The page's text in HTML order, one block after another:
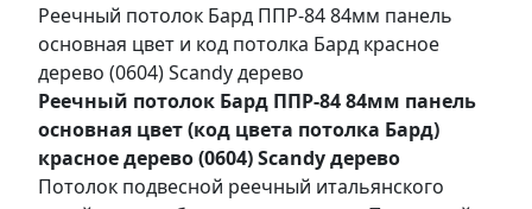
Реечный потолок Бард ППР-84 84мм панель
основная цвет и код потолка Бард красное
дерево (0604) Sсandy дерево
Реечный потолок Бард ППР-84 84мм панель
основная цвет (код цвета потолка Бард)
красное дерево (0604) Sсandy дерево
Потолок подвесной реечный итальянского